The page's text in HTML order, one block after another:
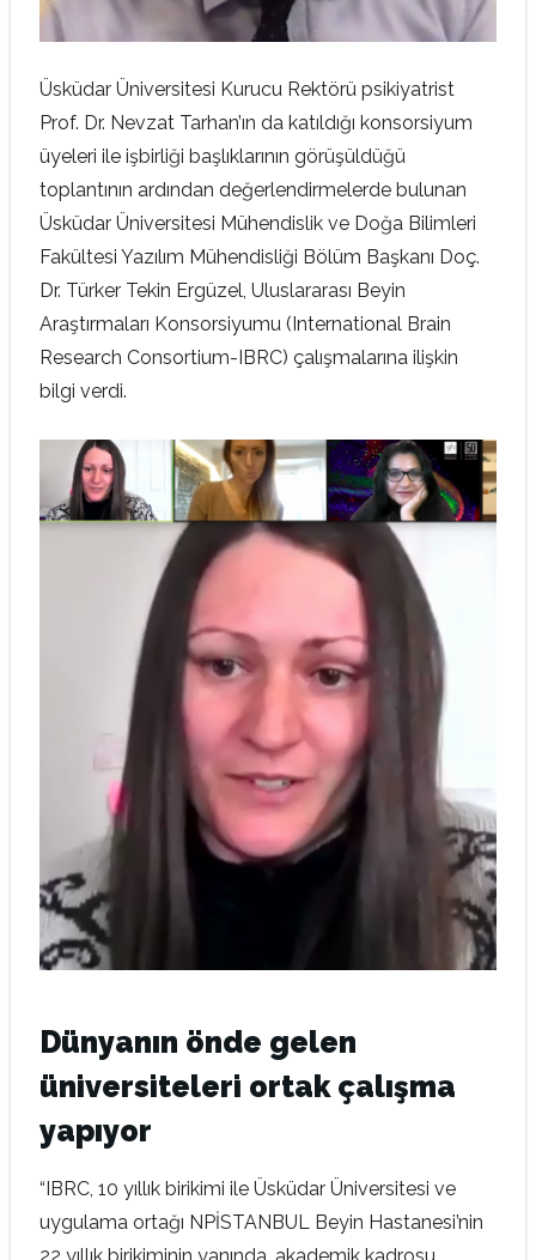
Üsküdar Üniversitesi Kurucu Rektörü psikiyatrist
Prof. Dr. Nevzat Tarhan’ın da katıldığı konsorsiyum
üyeleri ile işbirliği başlıklarının görüşüldüğü
toplantının ardından değerlendirmelerde bulunan
Üsküdar Üniversitesi Mühendislik ve Doğa Bilimleri
Fakültesi Yazılım Mühendisliği Bölüm Başkanı Doç.
Dr. Türker Tekin Ergüzel, Uluslararası Beyin
Araştırmaları Konsorsiyumu (International Brain
Research Consortium-IBRC) çalışmalarına ilişkin
bilgi verdi.
Dünyanın önde gelen
üniversiteleri ortak çalışma
yapıyor
“IBRC, 10 yıllık birikimi ile Üsküdar Üniversitesi ve
uygulama ortağı NPİSTANBUL Beyin Hastanesi’nin